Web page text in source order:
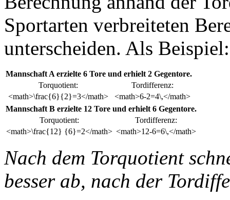
Sportarten verbreiteten
unterscheiden. Als Beispiel:
Mannschaft A erzielte 6 Tore und erhielt 2 Gegentore.
Torquotient:
Tordifferenz:
<math>\frac{6}{2}=3</math>
<math>6-2=4\,</math>
Mannschaft B erzielte 12 Tore und erhielt 6 Gegentore.
Torquotient:
Tordifferenz:
<math>\frac{12} {6}=2</math> <math>12-6=6\,</math>
Nach dem Torquotient
besser ab, nach der